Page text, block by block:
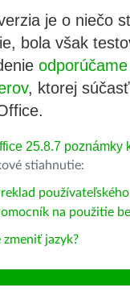
je o niečo
bola však
, ktorej
25.8.7 poznámky
stiahnutie:
na použitie
zmeniť jazyk?